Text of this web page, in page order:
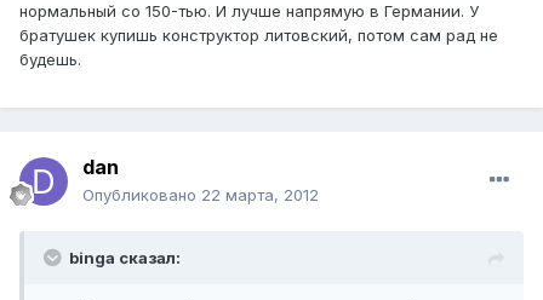
нормальный со 150-тью. И лучше напрямую в Германии. У
братушек купишь конструктор литовский, потом сам рад не
будешь.
dan
Опубликовано 22 марта, 2012
binga сказал: